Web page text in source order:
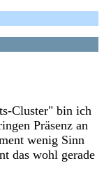
Cluster" bin ich
Präsenz an
wenig Sinn
das wohl gerade